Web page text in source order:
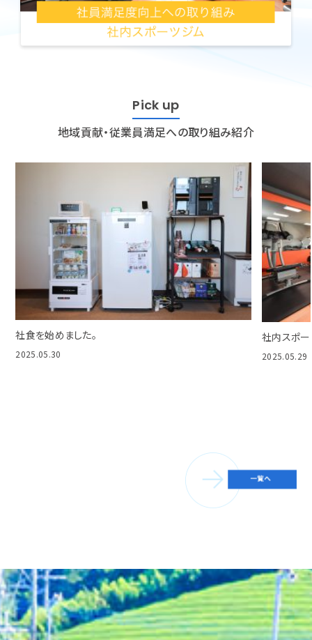
Pick up
地域貢献・従業員満足への取り組み紹介
社食を始めました。
2025.05.30
社内スポ
2025.05.29